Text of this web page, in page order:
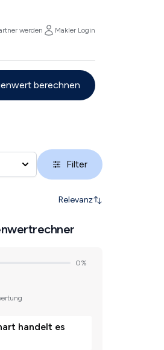
werden Makler Login
Immobilienwert berechnen
Filter
Relevanz